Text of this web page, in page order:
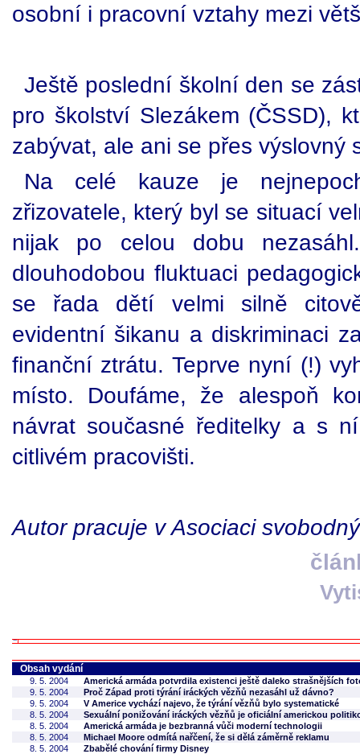
osobní i pracovní vztahy mezi
Ještě poslední školní den se
pro školství Slezákem (ČSSD),
zabývat, ale ani se přes výslovný
Na celé kauze je
zřizovatele, který byl se situací
nijak po celou dobu
dlouhodobou fluktuaci
se řada dětí velmi silně
evidentní šikanu a diskriminaci
finanční ztrátu. Teprve nyní (!)
místo. Doufáme, že alespoň
návrat současné ředitelky a s
citlivém pracovišti.
Autor pracuje v Asociaci
Obsah vydání
9. 5. 2004
Americká armáda potvrdila existenci ještě daleko strašnějších
9. 5. 2004
Proč Západ proti týrání iráckých vězňů nezasáhl už dávno?
9. 5. 2004
V Americe vychází najevo, že týrání vězňů bylo systematické
8. 5. 2004
Sexuální ponižování iráckých vězňů je oficiální americkou
8. 5. 2004
Americká armáda je bezbranná vůči moderní technologii
8. 5. 2004
Michael Moore odmítá nařčení, že si dělá záměrně reklamu
8. 5. 2004
Zbabělé chování firmy Disney